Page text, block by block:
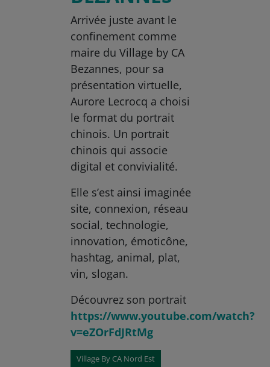
Arrivée juste avant le
confinement comme
maire du Village by CA
Bezannes, pour sa
présentation virtuelle,
Aurore Lecrocq a choisi
le format du portrait
chinois. Un portrait
chinois qui associe
digital et convivialité.
Elle s’est ainsi imaginée
site, connexion, réseau
social, technologie,
innovation, émoticône,
hashtag, animal, plat,
vin, slogan.
Découvrez son portrait
https://www.youtube.com/watch?
v=eZOrFdJRtMg
Village By CA Nord Est